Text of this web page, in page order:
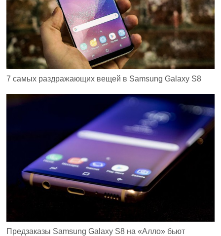
7 самых раздражающих вещей в Samsung Galaxy S8
Предзаказы Samsung Galaxy S8 на «Алло» бьют